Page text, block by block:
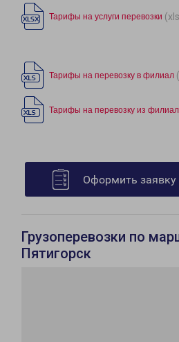
Тарифы на услуги перевозки
Тарифы на перевозку в филиал
Тарифы на перевозку из
Оформить заявку
Грузоперевозки по
Пятигорск